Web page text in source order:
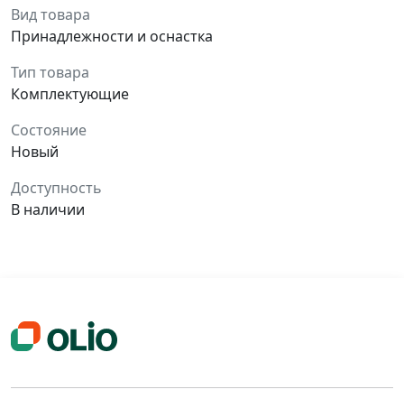
Вид товара
Принадлежности и оснастка
Тип товара
Комплектующие
Состояние
Новый
Доступность
В наличии